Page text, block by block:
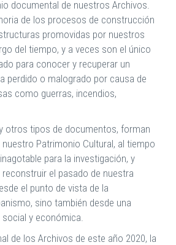
documental de nuestros Archivos.
de los procesos de construcción
promovidas por nuestros
del tiempo, y a veces son el único
para conocer y recuperar un
perdido o malogrado por causa de
como guerras, incendios,
otros tipos de documentos, forman
Patrimonio Cultural, al tiempo
para la investigación, y
el pasado de nuestra
el punto de vista de la
sino también desde una
y económica.
de los Archivos de este año 2020, la